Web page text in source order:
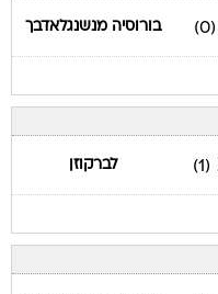
(0) בורוסיה מנשנגלאדבך
(1) לברקוזן